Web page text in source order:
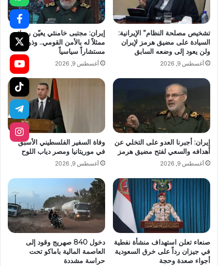
تشخيص مصلحة النظام” الإيرانية:
السيادة على مضيق هرمز لإيران
ولن يعود إلى وضعه السابق
أغسطس 9, 2026
إيران: مجتبى خامنئي يعيّن رضائي
ممثلاً له بالأمن القومي.. وذو القدر
مستشاراً سياسياً
أغسطس 9, 2026
إيران: أجبرنا العدو على التخلي عن
أهدافه والسعي لفتح مضيق هرمز
أغسطس 9, 2026
وفاة السفير الفلسطيني الأسبق
في موريتانيا ومصر دياب اللوح
أغسطس 9, 2026
صنعاء تعلن استهداف منشأة نفطية
في جيزان رداً على خرق السعودية
أجواء صعدة وحجة
دخول 840 صهريج وقود إلى
العاصمة المالية باماكو تحت
حراسة مشددة